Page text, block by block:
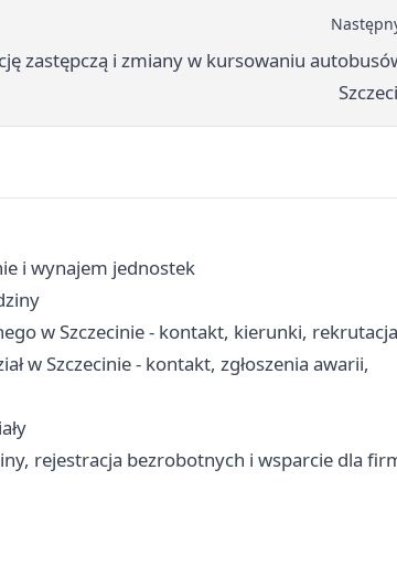
zastępczą i zmiany w kursowaniu
i wynajem jednostek
w Szczecinie - kontakt, kierunki, rekrutacja
w Szczecinie - kontakt, zgłoszenia awarii,
rejestracja bezrobotnych i wsparcie dla